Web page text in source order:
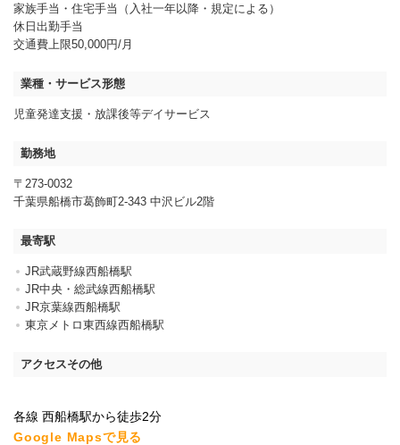
家族手当・住宅手当（入社一年以降・規定による）
休日出勤手当
交通費上限50,000円/月
業種・サービス形態
児童発達支援・放課後等デイサービス
勤務地
〒273-0032
千葉県船橋市葛飾町2-343 中沢ビル2階
最寄駅
JR武蔵野線西船橋駅
JR中央・総武線西船橋駅
JR京葉線西船橋駅
東京メトロ東西線西船橋駅
アクセスその他
各線 西船橋駅から徒歩2分
Google Mapsで見る